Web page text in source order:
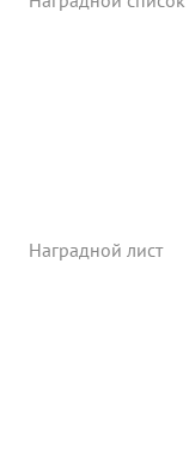
Наградной лист